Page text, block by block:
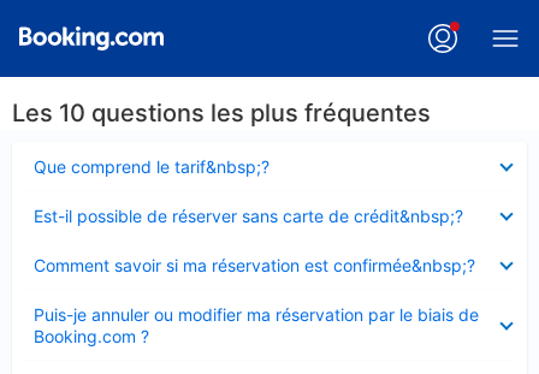
Les 10 questions les plus fréquentes
Que comprend le tarif&nbsp;?
fermé
Est-il possible de réserver sans carte de crédit&nbsp;?
fermé
Comment savoir si ma réservation est confirmée&nbsp;?
fermé
Puis-je annuler ou modifier ma réservation par le biais de
Booking.com ?
fermé